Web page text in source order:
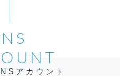
アカウント